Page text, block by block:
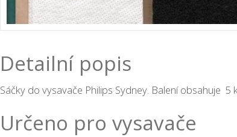
Detailní popis
Sáčky do vysavače Philips Sydney. Balení obsahuje 5
Určeno pro vysavače